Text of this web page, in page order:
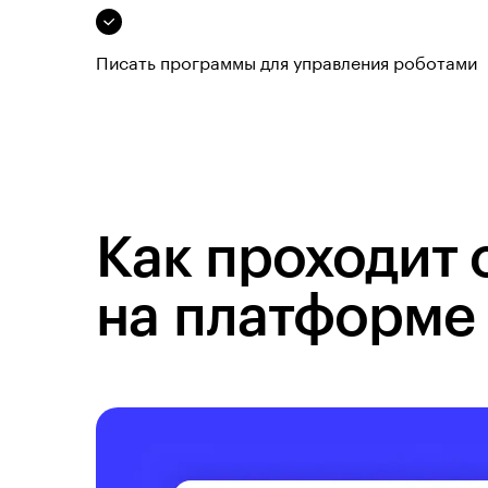
Писать программы для управления роботами
Как проходит
на платформе